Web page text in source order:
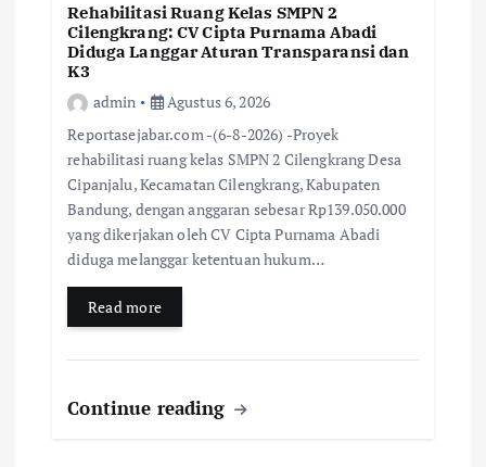
Rehabilitasi Ruang Kelas SMPN 2
Cilengkrang: CV Cipta Purnama Abadi
Diduga Langgar Aturan Transparansi dan
K3
admin
Agustus 6, 2026
Reportasejabar.com -(6-8-2026) -Proyek
rehabilitasi ruang kelas SMPN 2 Cilengkrang Desa
Cipanjalu, Kecamatan Cilengkrang, Kabupaten
Bandung, dengan anggaran sebesar Rp139.050.000
yang dikerjakan oleh CV Cipta Purnama Abadi
diduga melanggar ketentuan hukum…
Read more
Continue reading